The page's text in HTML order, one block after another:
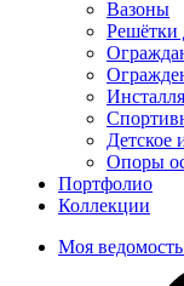
Вазоны
Решётки
Детское
Опоры
Портфолио
Коллекции
Моя ведомость